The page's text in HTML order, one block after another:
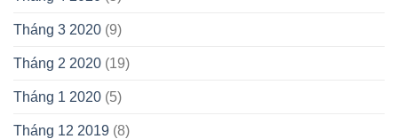
Tháng 3 2020 (9)
Tháng 2 2020 (19)
Tháng 1 2020 (5)
Tháng 12 2019 (8)